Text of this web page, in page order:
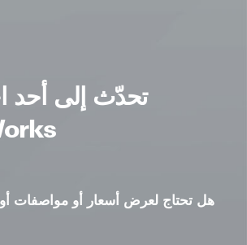
تحدّث إلى أحد
هل تحتاج لعرض أسعار أو مواصفات أو